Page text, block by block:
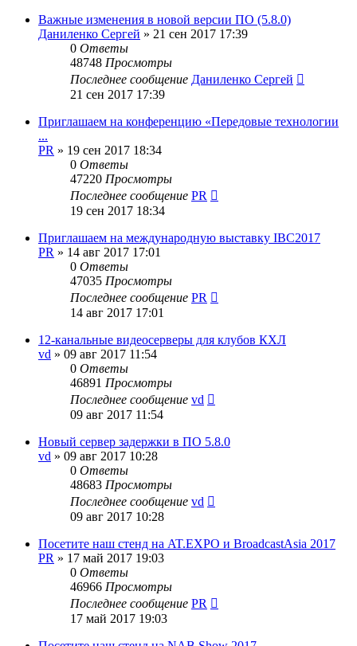
Важные изменения в новой версии ПО (5.8.0)
Даниленко Сергей » 21 сен 2017 17:39
0 Ответы
48748 Просмотры
Последнее сообщение Даниленко Сергей
21 сен 2017 17:39
Приглашаем на конференцию «Передовые технологии
...
PR » 19 сен 2017 18:34
0 Ответы
47220 Просмотры
Последнее сообщение PR
19 сен 2017 18:34
Приглашаем на международную выставку IBC2017
PR » 14 авг 2017 17:01
0 Ответы
47035 Просмотры
Последнее сообщение PR
14 авг 2017 17:01
12-канальные видеосерверы для клубов КХЛ
vd » 09 авг 2017 11:54
0 Ответы
46891 Просмотры
Последнее сообщение vd
09 авг 2017 11:54
Новый сервер задержки в ПО 5.8.0
vd » 09 авг 2017 10:28
0 Ответы
48683 Просмотры
Последнее сообщение vd
09 авг 2017 10:28
Посетите наш стенд на AT.EXPO и BroadcastAsia 2017
PR » 17 май 2017 19:03
0 Ответы
46966 Просмотры
Последнее сообщение PR
17 май 2017 19:03